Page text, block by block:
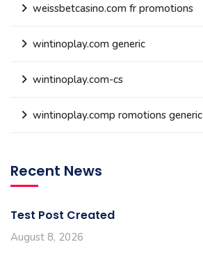
weissbetcasino.com fr promotions
wintinoplay.com generic
wintinoplay.com-cs
wintinoplay.comp romotions generic
Recent News
Test Post Created
August 8, 2026